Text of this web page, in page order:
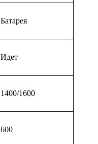
Батарея
Идет
1400/1600
600